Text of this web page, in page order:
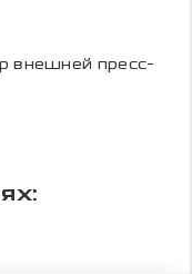
внешней пресс-